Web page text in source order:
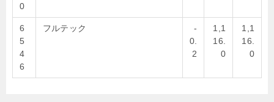
0
6
5
4
6
フルテック
-
0.
2
1,1
16.
0
1,1
16.
0